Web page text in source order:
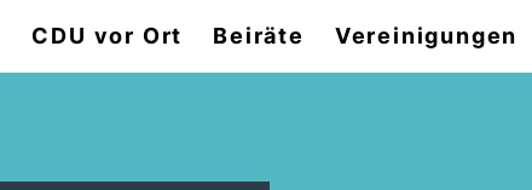
CDU vor Ort Beiräte Vereinigungen